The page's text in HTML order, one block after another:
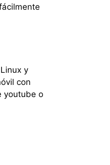
y
con
youtube o